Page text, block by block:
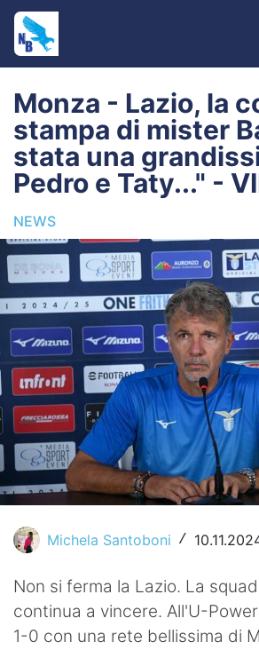
Home
News
Editoriale
Pagelle
Settore Giovanile
Lazio Women
Calciomercato
Video
Monza - Lazio, la
stampa di mister
stata una
Pedro e Taty..." -
NEWS
Michela Santoboni /
Non si ferma la Lazio. La
continua a vincere. All'U-
1-0 con una rete bellissima di